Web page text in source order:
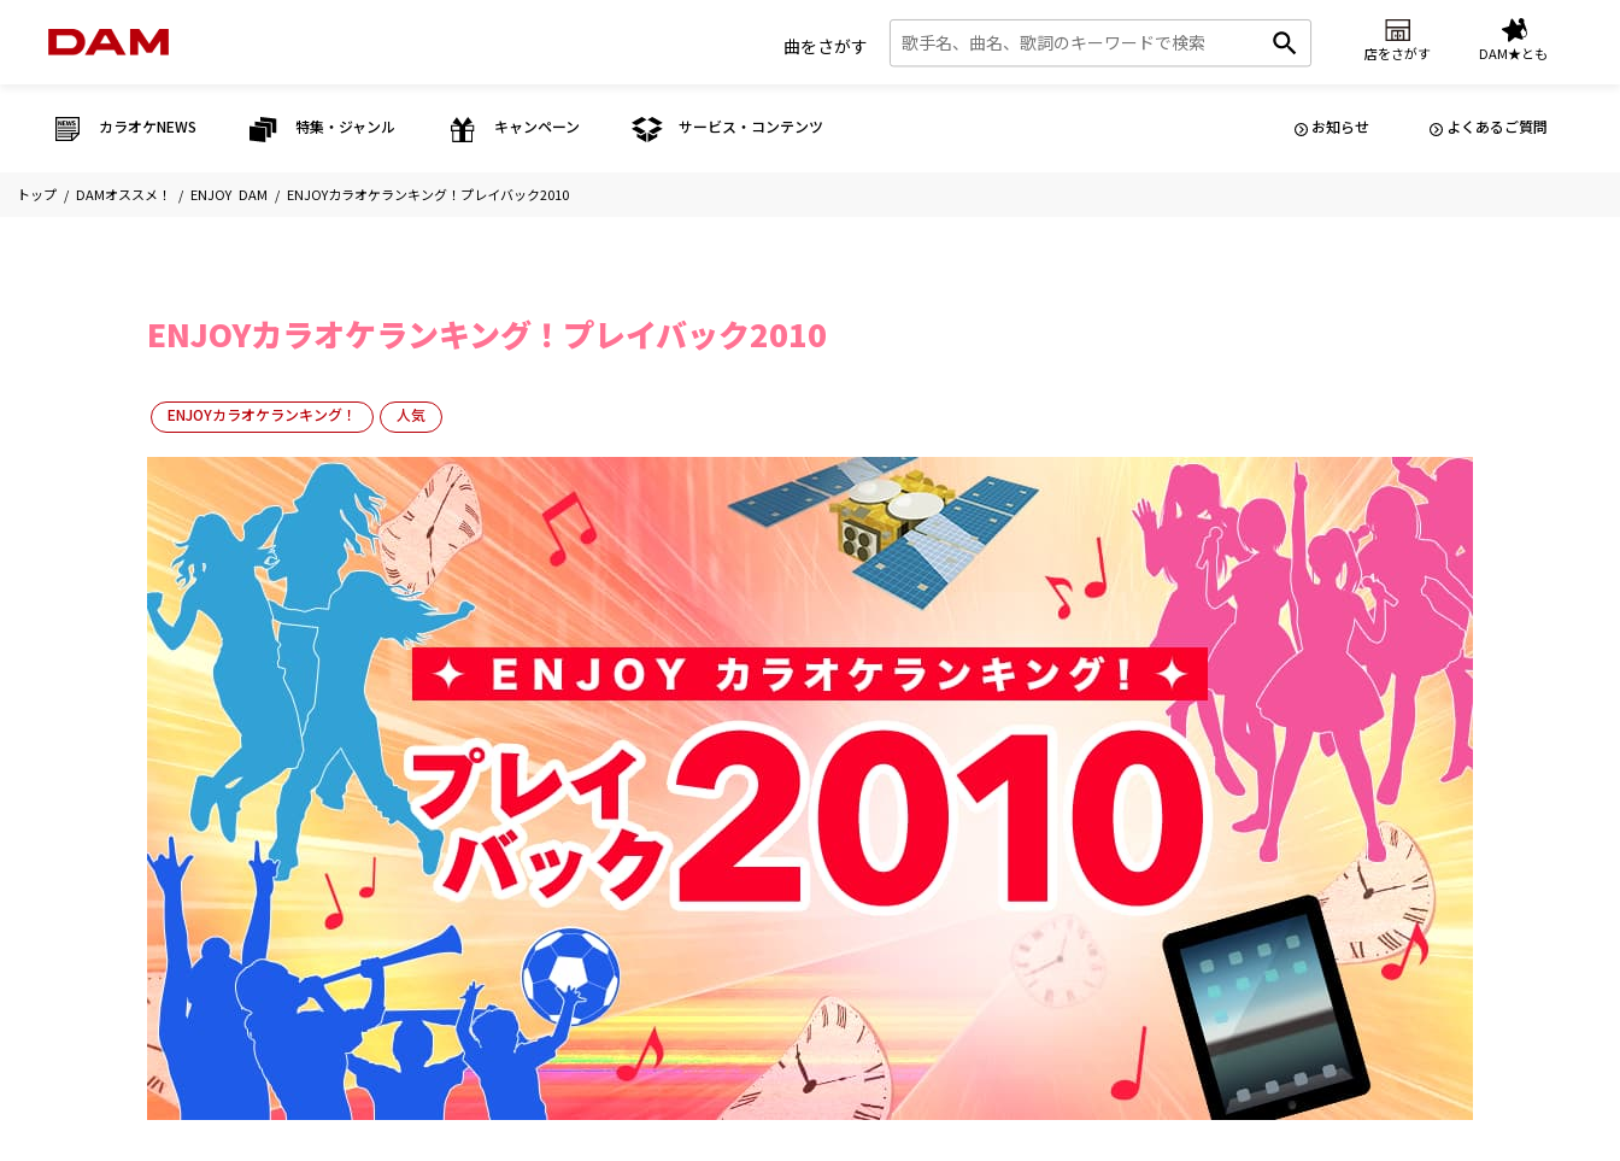
曲をさがす 店をさがす DAM★とも
カラオケNEWS 特集・ジャンル キャンペーン サービス・コンテンツ お知らせ よくあるご質問
トップ DAMオススメ！ ENJOY DAM ENJOYカラオケランキング！プレイバック2010
ENJOYカラオケランキング！プレイバック2010
ENJOYカラオケランキング！ 人気